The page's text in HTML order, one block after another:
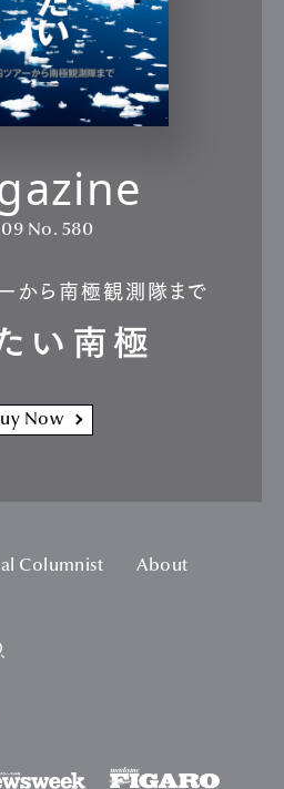
No. 580
から南極観測隊まで
い南極
Now
Columnist
About